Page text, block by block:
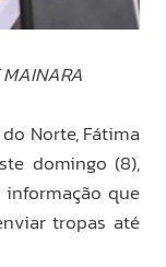
Norte, Fátima
domingo (8),
que
tropas até